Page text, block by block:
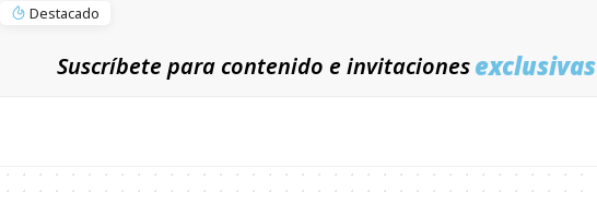
Destacado
Suscríbete para contenido e invitacionesexclusivas